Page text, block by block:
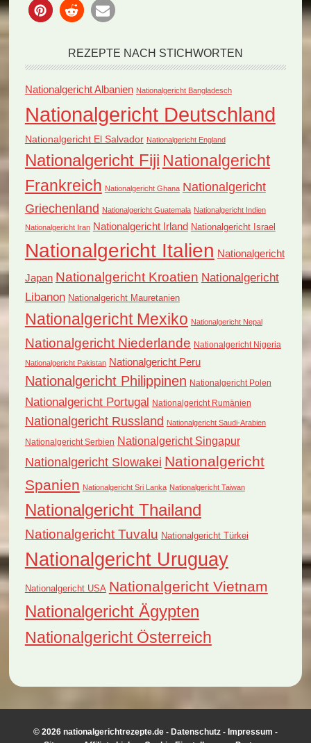
REZEPTE NACH STICHWORTEN
Nationalgericht Albanien Nationalgericht Bangladesch
Nationalgericht Deutschland
Nationalgericht El Salvador Nationalgericht England
Nationalgericht Fiji Nationalgericht
Frankreich Nationalgericht Ghana Nationalgericht
Griechenland Nationalgericht Guatemala Nationalgericht Indien
Nationalgericht Iran Nationalgericht Irland Nationalgericht Israel
Nationalgericht Italien Nationalgericht
Japan Nationalgericht Kroatien Nationalgericht
Libanon Nationalgericht Mauretanien
Nationalgericht Mexiko Nationalgericht Nepal
Nationalgericht Niederlande Nationalgericht Nigeria
Nationalgericht Pakistan Nationalgericht Peru
Nationalgericht Philippinen Nationalgericht Polen
Nationalgericht Portugal Nationalgericht Rumänien
Nationalgericht Russland Nationalgericht Saudi-Arabien
Nationalgericht Serbien Nationalgericht Singapur
Nationalgericht Slowakei Nationalgericht
Spanien Nationalgericht Sri Lanka Nationalgericht Taiwan
Nationalgericht Thailand
Nationalgericht Tuvalu Nationalgericht Türkei
Nationalgericht Uruguay
Nationalgericht USA Nationalgericht Vietnam
Nationalgericht Ägypten
Nationalgericht Österreich
© 2026 nationalgerichtrezepte.de - Datenschutz - Impressum -